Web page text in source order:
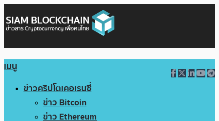
เมนู
ข่าวคริปโตเคอเรนซี่
ข่าว Bitcoin
ข่าว Ethereum